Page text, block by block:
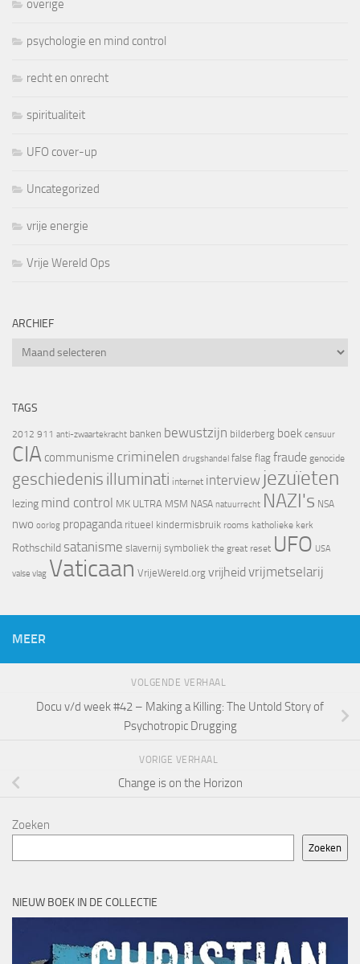
overige
psychologie en mind control
recht en onrecht
spiritualiteit
UFO cover-up
Uncategorized
vrije energie
Vrije Wereld Ops
ARCHIEF
Archief
TAGS
2012 911 anti-zwaartekracht banken bewustzijn bilderberg boek censuur
CIA communisme criminelen drugshandel false flag fraude genocide
geschiedenis illuminati internet interview jezuïeten
lezing mind control MK ULTRA MSM NASA natuurrecht NAZI's NSA
nwo oorlog propaganda ritueel kindermisbruik rooms katholieke kerk
Rothschild satanisme slavernij symboliek the great reset UFO USA
valse vlag Vaticaan VrijeWereld.org vrijheid vrijmetselarij
MEER
VOLGENDE VERHAAL
Docu v/d week #42 – Making a Killing: The Untold Story of
Psychotropic Drugging
VORIGE VERHAAL
Change is on the Horizon
Zoeken
Zoeken
NIEUW BOEK IN DE COLLECTIE